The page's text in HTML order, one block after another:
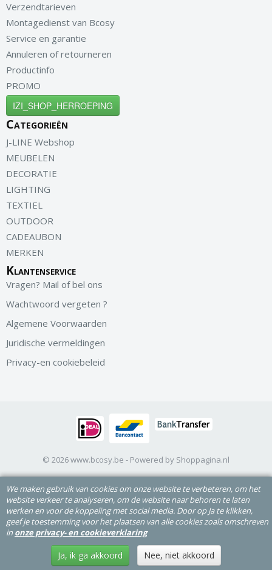
Verzendtarieven
Montagedienst van Bcosy
Service en garantie
Annuleren of retourneren
Productinfo
PROMO
IZI_SHOP_HERROEPING
Categorieën
J-LINE Webshop
MEUBELEN
DECORATIE
LIGHTING
TEXTIEL
OUTDOOR
CADEAUBON
MERKEN
Klantenservice
Vragen? Mail of bel ons
Wachtwoord vergeten ?
Algemene Voorwaarden
Juridische vermeldingen
Privacy-en cookiebeleid
© 2026 www.bcosy.be - Powered by Shoppagina.nl
We maken gebruik van cookies om onze website te verbeteren, om het
website verkeer te analyseren, om de website naar behoren te laten
werken en voor de koppeling met social media. Door op Ja te klikken,
geef je toestemming voor het plaatsen van alle cookies zoals omschreven
in onze privacy- en cookieverklaring
Ja, ik ga akkoord Nee, niet akkoord